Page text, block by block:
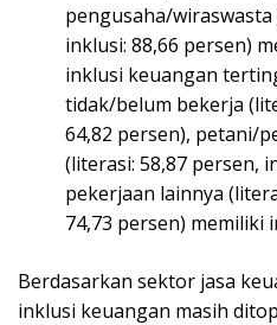
pengusaha/
inklusi: 88,66 persen)
inklusi keuangan
tidak/belum bekerja
64,82 persen), petani/
(literasi: 58,87 persen,
pekerjaan lainnya
74,73 persen) memiliki
Berdasarkan sektor jasa
inklusi keuangan masih